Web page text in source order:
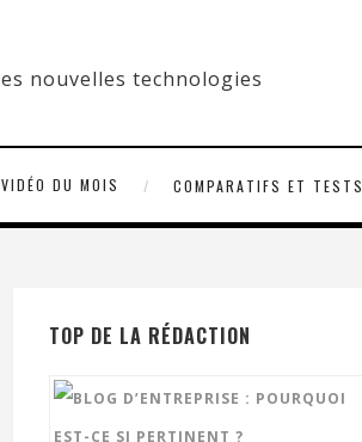
VIDÉO DU MOIS COMPARATIFS ET TESTS
TOP DE LA RÉDACTION